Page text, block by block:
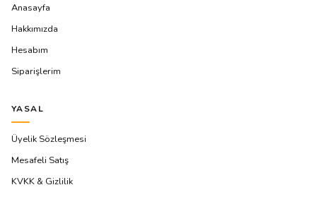
Anasayfa
Hakkımızda
Hesabım
Siparişlerim
YASAL
Üyelik Sözleşmesi
Mesafeli Satış
KVKK & Gizlilik